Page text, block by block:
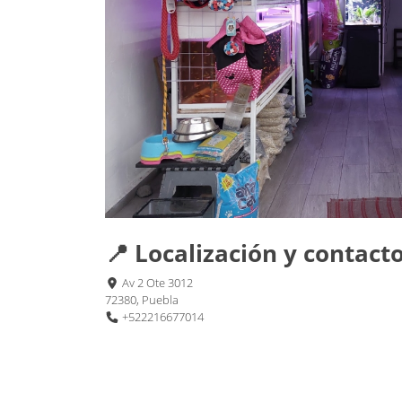
📍 Localización y
Av 2 Ote 3012
72380, Puebla
+522216677014